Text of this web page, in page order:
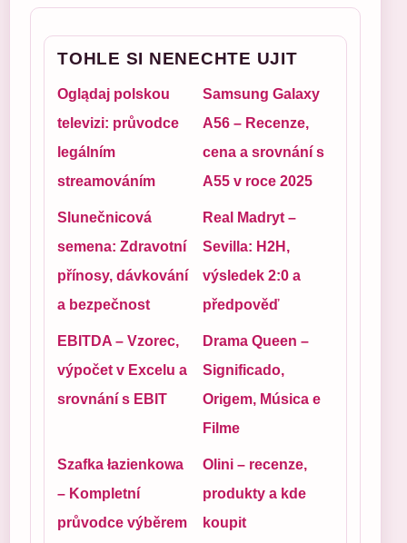
TOHLE SI NENECHTE UJIT
Oglądaj polskou
televizi: průvodce
legálním
streamováním
Samsung Galaxy
A56 – Recenze,
cena a srovnání s
A55 v roce 2025
Slunečnicová
semena: Zdravotní
přínosy, dávkování
a bezpečnost
Real Madryt –
Sevilla: H2H,
výsledek 2:0 a
předpověď
EBITDA – Vzorec,
výpočet v Excelu a
srovnání s EBIT
Drama Queen –
Significado,
Origem, Música e
Filme
Szafka łazienkowa
– Kompletní
průvodce výběrem
Olini – recenze,
produkty a kde
koupit